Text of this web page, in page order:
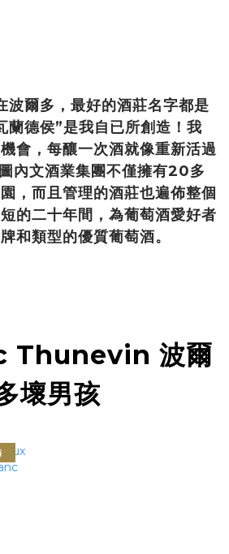
波爾多，最好的酒莊名字都是
蘭德侯”是我自已所創造！我
會，每釀一次酒就像重新活過
內文酒業集團不僅擁有20多
，而且管理的酒莊也遍佈整個
的二十年間，為葡萄酒愛好者
和類型的優質葡萄酒。
Thunevin 波爾
壞男孩